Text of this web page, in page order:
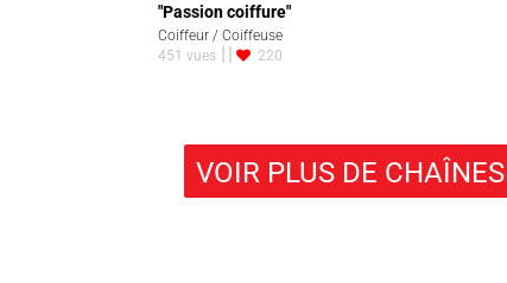
"Passion coiffure"
Coiffeur / Coiffeuse
451 vues
220
VOIR PLUS DE CHAÎNES